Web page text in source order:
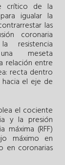
crítico de la
igualar la
las
coronaria
resistencia
meseta
relación entre
recta dentro
el eje de
el cociente
y la presión
(RFF)
máximo en
en coronarias